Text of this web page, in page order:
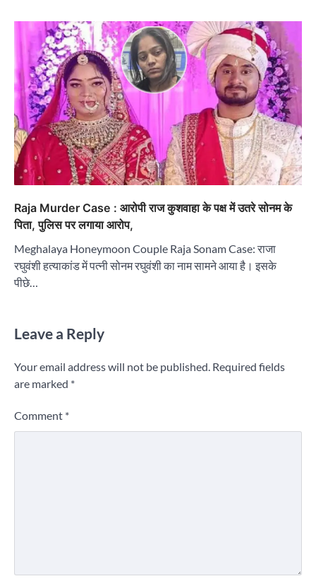
Raja Murder Case : आरोपी राज कुशवाहा के पक्ष में उतरे सोनम के
पिता, पुलिस पर लगाया आरोप,
Meghalaya Honeymoon Couple Raja Sonam Case: राजा
रघुवंशी हत्याकांड में पत्नी सोनम रघुवंशी का नाम सामने आया है। इसके
पीछे…
Leave a Reply
Your email address will not be published. Required fields
are marked *
Comment *